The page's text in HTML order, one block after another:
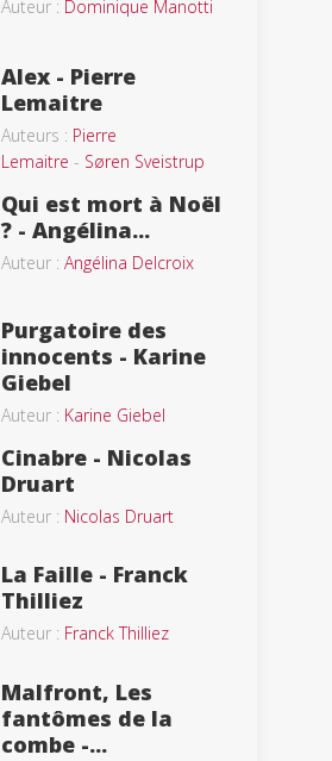
Auteur : Dominique Manotti
Alex - Pierre
Lemaitre
Auteurs : Pierre
Lemaitre - Søren Sveistrup
Qui est mort à Noël
? - Angélina...
Auteur : Angélina Delcroix
Purgatoire des
innocents - Karine
Giebel
Auteur : Karine Giebel
Cinabre - Nicolas
Druart
Auteur : Nicolas Druart
La Faille - Franck
Thilliez
Auteur : Franck Thilliez
Malfront, Les
fantômes de la
combe -...